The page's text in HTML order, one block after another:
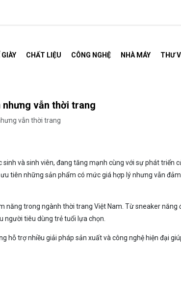
CHẤT LIỆU CÔNG NGHỆ NHÀ MÁY THƯ
vẫn thời trang
vẫn thời trang
và sinh viên, đang tăng mạnh cùng với sự phát triển
tiên những sản phẩm có mức giá hợp lý nhưng vẫn
năng trong ngành thời trang Việt Nam. Từ sneaker năng
người tiêu dùng trẻ tuổi lựa chọn.
hỗ trợ nhiều giải pháp sản xuất và công nghệ hiện đại